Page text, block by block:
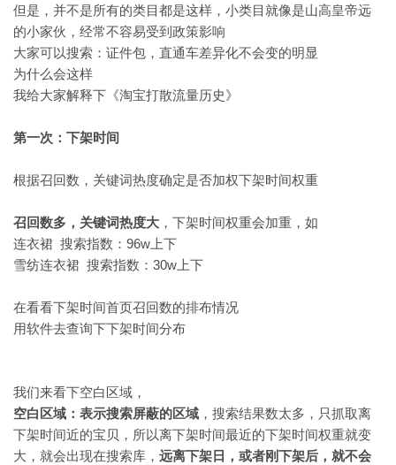
但是，并不是所有的类目都是这样，小类目就像是山高皇帝远
的小家伙，经常不容易受到政策影响
大家可以搜索：证件包，直通车差异化不会变的明显
为什么会这样
我给大家解释下《淘宝打散流量历史》
第一次：下架时间
根据召回数，关键词热度确定是否加权下架时间权重
召回数多，关键词热度大 ，下架时间权重会加重，如
连衣裙 搜索指数：96w上下
雪纺连衣裙 搜索指数：30w上下
在看看下架时间首页召回数的排布情况
用软件去查询下下架时间分布
我们来看下空白区域，
空白区域：表示搜索屏蔽的区域 ，搜索结果数太多，只抓取离
下架时间近的宝贝，所以离下架时间最近的下架时间权重就变
大，就会出现在搜索库， 远离下架日，或者刚下架后，就不会